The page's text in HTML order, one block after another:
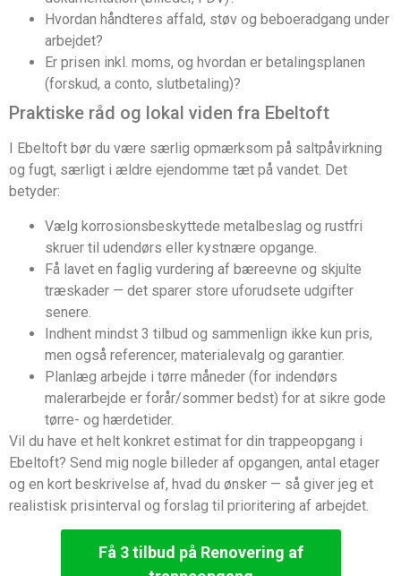
Hvordan håndteres affald, støv og beboeradgang under
arbejdet?
Er prisen inkl. moms, og hvordan er betalingsplanen
(forskud, a conto, slutbetaling)?
Praktiske råd og lokal viden fra Ebeltoft
I Ebeltoft bør du være særlig opmærksom på saltpåvirkning
og fugt, særligt i ældre ejendomme tæt på vandet. Det
betyder:
Vælg korrosionsbeskyttede metalbeslag og rustfri
skruer til udendørs eller kystnære opgange.
Få lavet en faglig vurdering af bæreevne og skjulte
træskader — det sparer store uforudsete udgifter
senere.
Indhent mindst 3 tilbud og sammenlign ikke kun pris,
men også referencer, materialevalg og garantier.
Planlæg arbejde i tørre måneder (for indendørs
malerarbejde er forår/sommer bedst) for at sikre gode
tørre- og hærdetider.
Vil du have et helt konkret estimat for din trappeopgang i
Ebeltoft? Send mig nogle billeder af opgangen, antal etager
og en kort beskrivelse af, hvad du ønsker — så giver jeg et
realistisk prisinterval og forslag til prioritering af arbejdet.
Få 3 tilbud på Renovering af